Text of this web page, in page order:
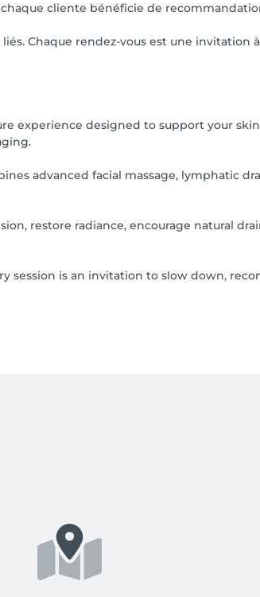
cliente bénéficie de
Chaque rendez-vous est une invitation
experience designed to support your
advanced facial massage, lymphatic
restore radiance, encourage natural
session is an invitation to slow down,